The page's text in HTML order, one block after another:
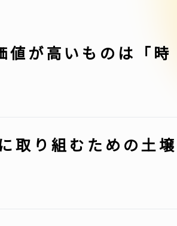
値が高いものは「時
取り組むための土壌